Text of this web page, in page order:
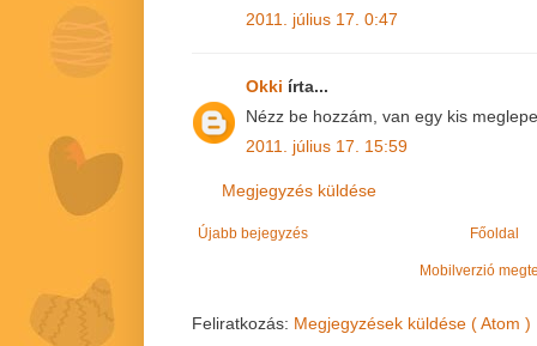
2011. július 17. 0:47
Okki írta...
Nézz be hozzám, van egy kis
2011. július 17. 15:59
Megjegyzés küldése
Újabb bejegyzés Főoldal
Mobilverzió
Feliratkozás: Megjegyzések küldése ( Atom )